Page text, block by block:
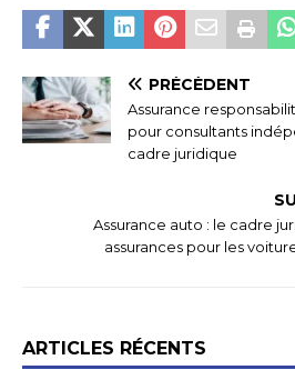
PRÉCÉDENT
Assurance
pour consultants
cadre juridique
Assurance auto : le cadre
assurances pour les
ARTICLES RÉCENTS